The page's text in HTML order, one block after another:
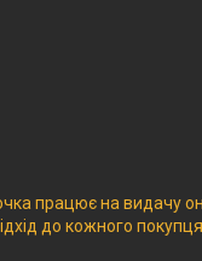
працює на видачу
до кожного